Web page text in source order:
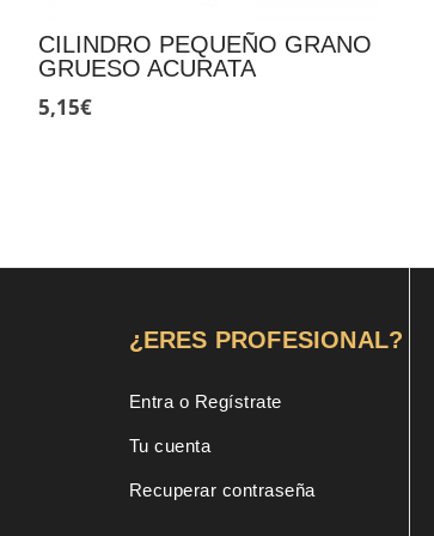
CILINDRO PEQUEÑO GRANO
GRUESO ACURATA
5,15€
¿ERES PROFESIONAL?
Entra o Regístrate
Tu cuenta
Recuperar contraseña